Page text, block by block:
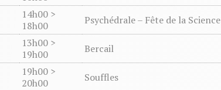
14h00 >
18h00
Psychédrale – Fête de la Science
13h00 >
19h00
Bercail
19h00 >
20h00
Souffles